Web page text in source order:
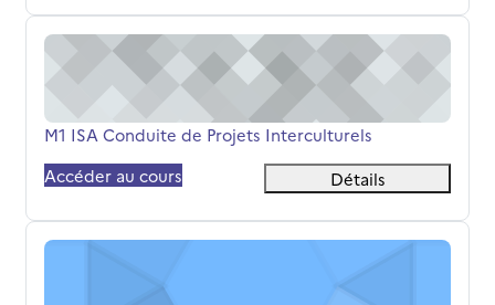
M1 ISA Conduite de Projets Interculturels
Nom du cours
M1 ISA Conduite de Projets Interculturels
Accéder au cours
Détails
Licence 2 Mécanique S3: Vulgarisation scientifique et